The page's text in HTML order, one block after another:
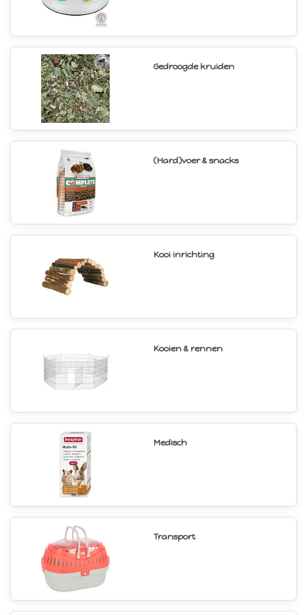
Gedroogde kruiden
(Hard)voer & snacks
Kooi inrichting
Kooien & rennen
Medisch
Transport